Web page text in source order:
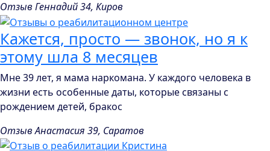
Отзыв Геннадий 34, Киров
Кажется, просто — звонок, но я к
этому шла 8 месяцев
Мне 39 лет, я мама наркомана. У каждого человека в
жизни есть особенные даты, которые связаны с
рождением детей, бракос
Отзыв Анастасия 39, Саратов